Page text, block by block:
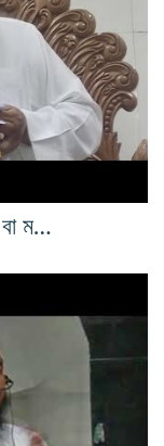
সুরা-কাহাফের বিশেষ ফযিলত বা মর্যাদা ,আমল